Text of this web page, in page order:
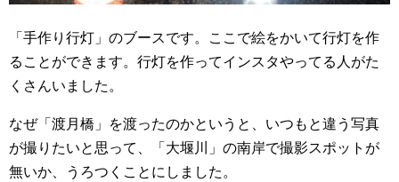
「手作り行灯」のブースです。ここで絵をかいて行灯を作
ることができます。行灯を作ってインスタやってる人がた
くさんいました。
なぜ「渡月橋」を渡ったのかというと、いつもと違う写真
が撮りたいと思って、「大堰川」の南岸で撮影スポットが
無いか、うろつくことにしました。